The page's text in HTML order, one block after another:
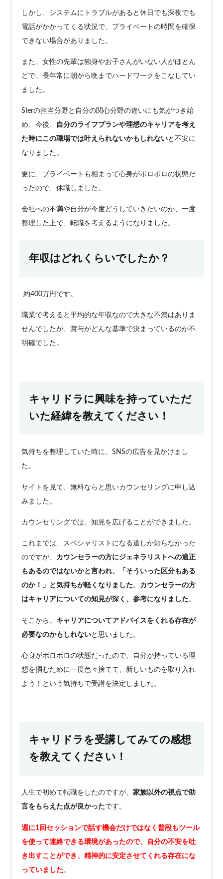
しかし、システムにトラブルがあると休日でも深夜でも
電話がかかってくる状況で、プライベートの時間を確保
できない場合がありました。
また、女性の先輩は独身やお子さんがいない人がほとん
どで、長年常に朝から晩までハードワークをこなしてい
ました。
SIerの担当分野と自分の関心分野の違いにも気がつき始
め、今後、
自分のライフプランや理想のキャリアを考え
た時にこの職場では叶えられないかもしれないと不安に
なりました。
更に、プライベートも相まって心身がボロボロの状態だ
ったので、休職しました。
会社への不満や自分が今度どうしていきたいのか、一度
整理した上で、転職を考えるようになりました。
年収はどれくらいでしたか？
約400万円です。
職業で考えると平均的な年収なので大きな不満はありま
せんでしたが、賞与がどんな基準で決まっているのか不
明確でした。
キャリドラに興味を持っていただ
いた経緯を教えてください！
気持ちを整理していた時に、SNSの広告を見かけまし
た。
サイトを見て、無料ならと思いカウンセリングに申し込
みました。
カウンセリングでは、知見を広げることができました。
これまでは、スペシャリストになる道しか知らなかった
のですが、 カウンセラーの方にジェネラリストへの適正
もあるのではないかと言われ、「そういった区分もある
のか！」と気持ちが軽くなりました。 カウンセラーの方
はキャリアについての知見が深く、参考になりました。
そこから、 キャリアについてアドバイスをくれる存在が
必要なのかもしれないと思いました。
心身がボロボロの状態だったので、自分が持っている理
想を掴むために一度色々捨てて、新しいものを取り入れ
よう！という気持ちで受講を決定しました。
キャリドラを受講してみての感想
を教えてください！
人生で初めて転職をしたのですが、家族以外の視点で助
言をもらえた点が良かったです。
週に1回セッションで話す機会だけではなく普段もツール
を使って連絡できる環境があったので、自分の不安を吐
き出すことができ、精神的に安定させてくれる存在にな
っていました 。